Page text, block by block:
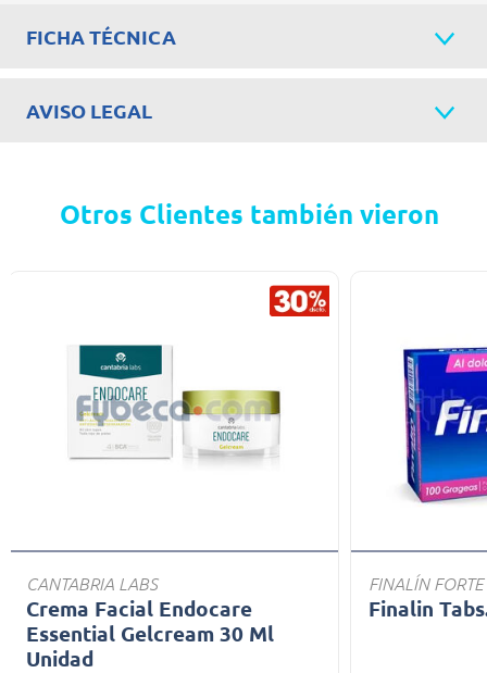
FICHA TÉCNICA
AVISO LEGAL
Otros Clientes también vieron
CANTABRIA LABS
Crema Facial Endocare
Essential Gelcream 30 Ml
Unidad
FINALÍN FORTE
Finalin